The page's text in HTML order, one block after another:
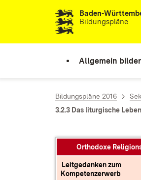
Zum Inhalt springen
Baden-
Bildungspläne
Allgemein
Bildungspläne 2016
3.2.3 Das liturgische
Orthodoxe
Leitgedanken zum
Kompetenzerwerb